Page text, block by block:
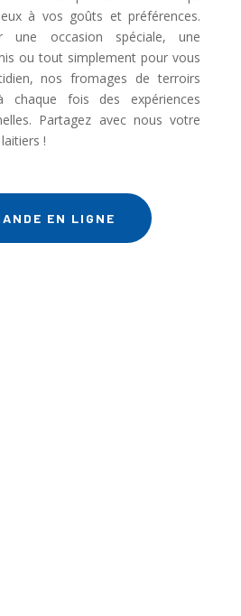
à vos goûts et préférences.
occasion spéciale, une
ou tout simplement pour vous
nos fromages de terroirs
chaque fois des expériences
Partagez avec nous votre
!
EN LIGNE